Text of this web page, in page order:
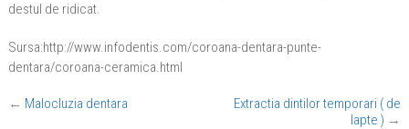
destul de ridicat.
Sursa:http://www.infodentis.com/coroana-dentara-punte-
dentara/coroana-ceramica.html
← Malocluzia dentara
Extractia dintilor temporari ( de
lapte ) →